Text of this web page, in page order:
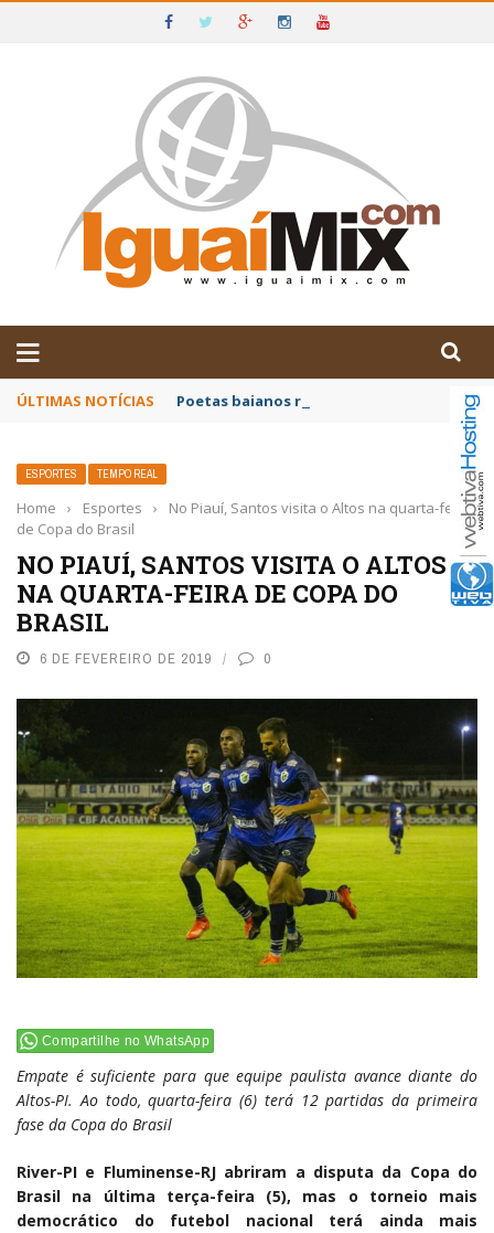
IGUAÍ E SUDOESTE DA BAHIA
ÚLTIMAS NOTÍCIAS Poetas baianos representam o Brasil no
ESPORTES TEMPO REAL
Home › Esportes ›
No Piauí, Santos visita o Altos na quarta-feira
de Copa do Brasil
NO PIAUÍ, SANTOS VISITA O ALTOS
NA QUARTA-FEIRA DE COPA DO
BRASIL
6 DE FEVEREIRO DE 2019 0
Compartilhe no WhatsApp
Empate é suficiente para que equipe paulista avance diante do
Altos-PI. Ao todo, quarta-feira (6) terá 12 partidas da primeira
fase da Copa do Brasil
River-PI e Fluminense-RJ abriram a disputa da Copa do
Brasil na última terça-feira (5), mas o torneio mais
democrático do futebol nacional terá ainda mais